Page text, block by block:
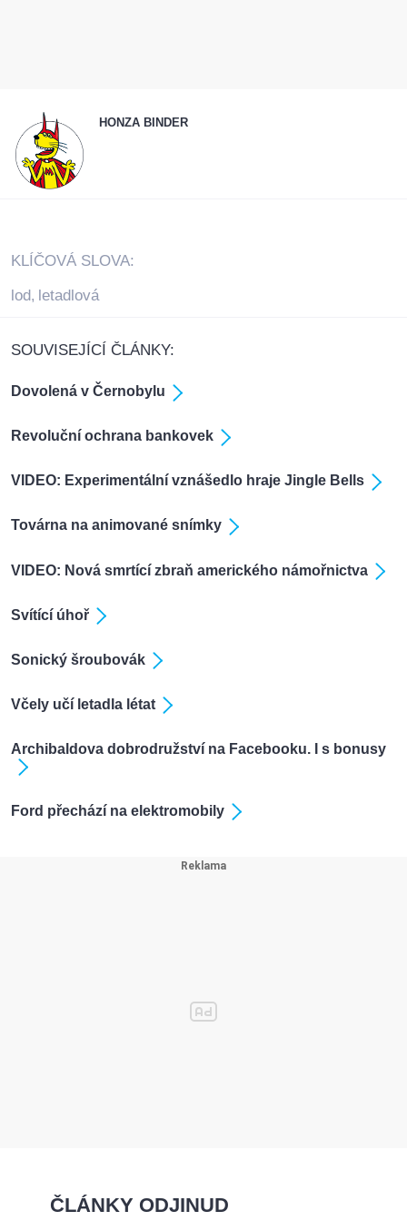
HONZA BINDER
KLÍČOVÁ SLOVA:
lod, letadlová
SOUVISEJÍCÍ ČLÁNKY:
Dovolená v Černobylu
Revoluční ochrana bankovek
VIDEO: Experimentální vznášedlo hraje Jingle Bells
Továrna na animované snímky
VIDEO: Nová smrtící zbraň amerického námořnictva
Svítící úhoř
Sonický šroubovák
Včely učí letadla létat
Archibaldova dobrodružství na Facebooku. I s bonusy
Ford přechází na elektromobily
ČLÁNKY ODJINUD